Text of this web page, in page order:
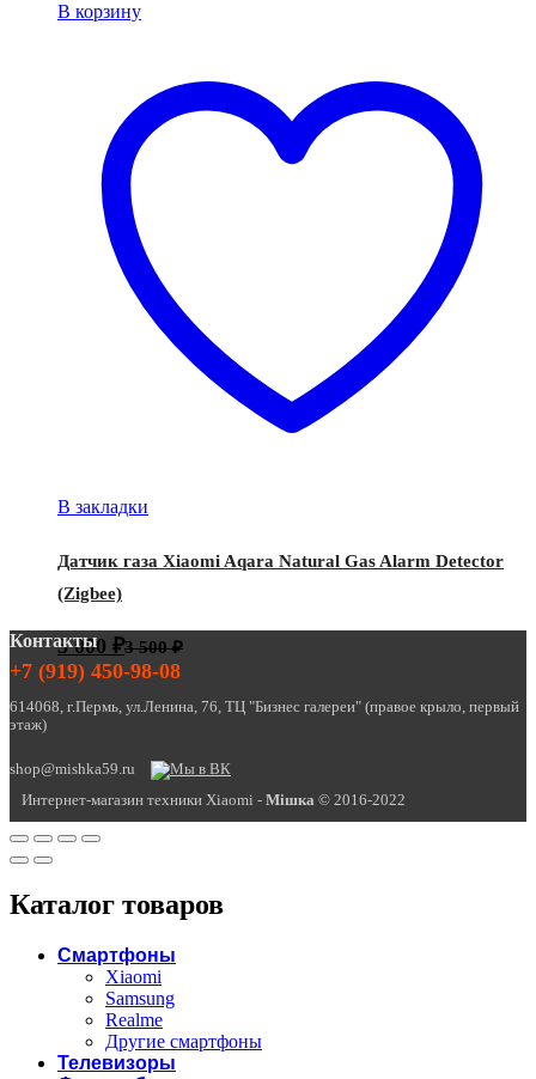
В корзину
В закладки
Датчик газа Xiaomi Aqara Natural Gas Alarm Detector
(Zigbee)
3 000 ₽3 500₽
Контакты
+7 (919) 450-98-08
614068, г.Пермь, ул.Ленина, 76, ТЦ "Бизнес галереи" (правое крыло, первый
этаж)
shop@mishka59.ru
Интернет-магазин техники Xiaomi - Miшка © 2016-2022
Каталог товаров
Смартфоны
Xiaomi
Samsung
Realme
Другие смартфоны
Телевизоры